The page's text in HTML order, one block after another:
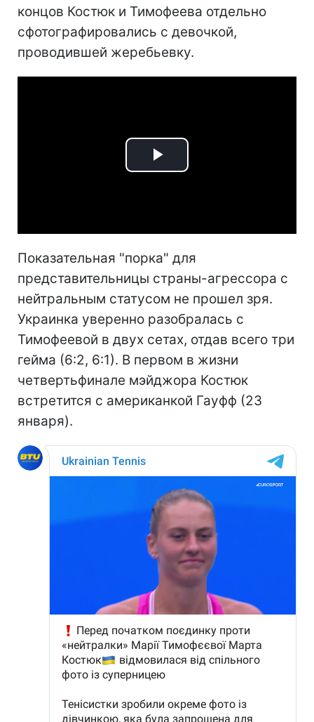
концов Костюк и Тимофеева отдельно
сфотографировались с девочкой,
проводившей жеребьевку.
Play
Показательная "порка" для
представительницы страны-агрессора с
нейтральным статусом не прошел зря.
Украинка уверенно разобралась с
Тимофеевой в двух сетах, отдав всего три
гейма (6:2, 6:1). В первом в жизни
четвертьфинале мэйджора Костюк
встретится с американкой Гауфф (23
января).